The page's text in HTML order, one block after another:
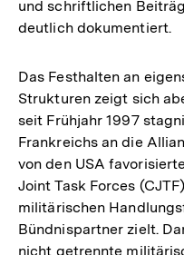
und schriftlichen
deutlich dokumentiert.
Das Festhalten an
Strukturen zeigt sich
seit Frühjahr 1997
Frankreichs an die
von den USA
Joint Task Forces
militärischen
Bündnispartner zielt.
nicht getrennte